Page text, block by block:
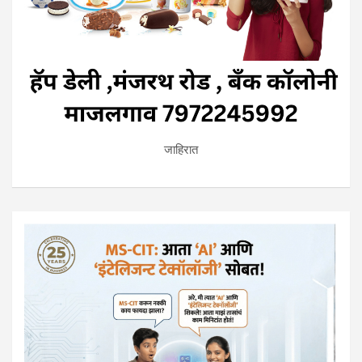
जाहिरात